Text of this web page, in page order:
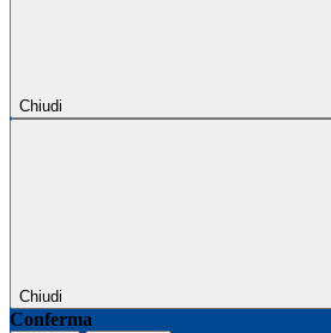
Chiudi
Chiudi
Conferma